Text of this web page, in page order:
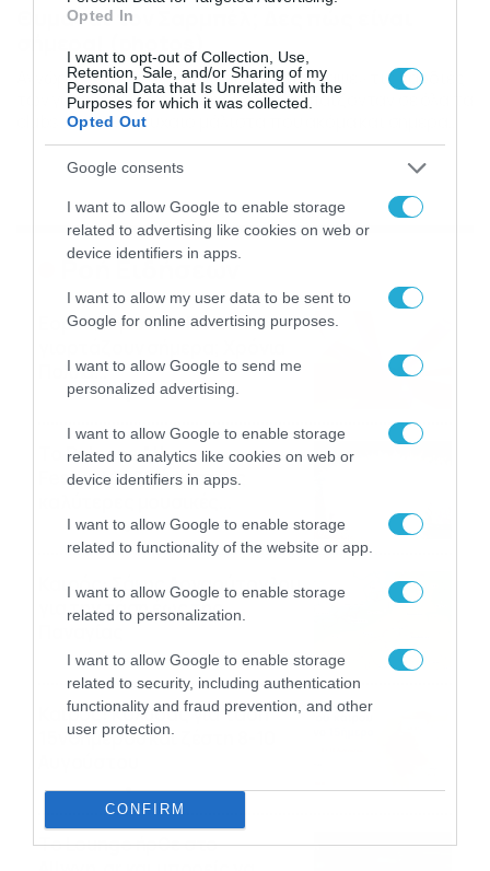
Opted In
I want to opt-out of Collection, Use,
Retention, Sale, and/or Sharing of my
Personal Data that Is Unrelated with the
Purposes for which it was collected.
Opted Out
Google consents
I want to allow Google to enable storage
related to advertising like cookies on web or
device identifiers in apps.
I want to allow my user data to be sent to
Google for online advertising purposes.
I want to allow Google to send me
personalized advertising.
I want to allow Google to enable storage
related to analytics like cookies on web or
device identifiers in apps.
I want to allow Google to enable storage
related to functionality of the website or app.
I want to allow Google to enable storage
related to personalization.
I want to allow Google to enable storage
related to security, including authentication
functionality and fraud prevention, and other
user protection.
CONFIRM
Θυμάσαι τον Σαρμπέλ; Δες πώς είναι
Αγνώριστος! Τη δεκαετία του 2000 «έκαψε» τις καρδιές
των γυναικών και τα τραγούδια του παίζονταν σε όλα τα
clubs. Δεν είναι τυχαίο μάλιστα που ακόμα και σήμερα
θα ακούσεις κάποια από τα κομμάτια του την ώρα που
πίνεις το ποτό σου. Το 2007, ο Σαρμπέλ μας
με το […]
Ροή Ειδήσεων
Εορτολόγιο 6-8: Ποιοι
Πολλά…
06/08/2026 08:05
Το Release Athens
Festival 2026 άφησε τις
αναμνήσεις
05/08/2026 21:23
Καιρός: Σάκης Αρναούτογλου
για την τάση έως της
04/08/2026 22:07
Καιρός: Κολυδάς για τάση
15νθημέρου και ζέστη 8-10
04/08/2026 21:46
Το Lounge ήρθε στο